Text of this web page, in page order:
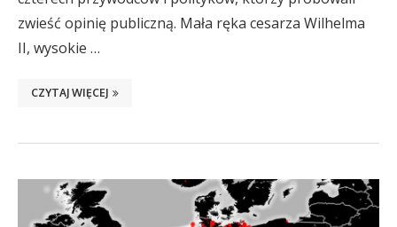
zwieść opinię publiczną. Mała ręka cesarza Wilhelma
II, wysokie …
CZYTAJ WIĘCEJ